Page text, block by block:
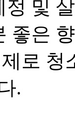
정 및
좋은
로 청
.